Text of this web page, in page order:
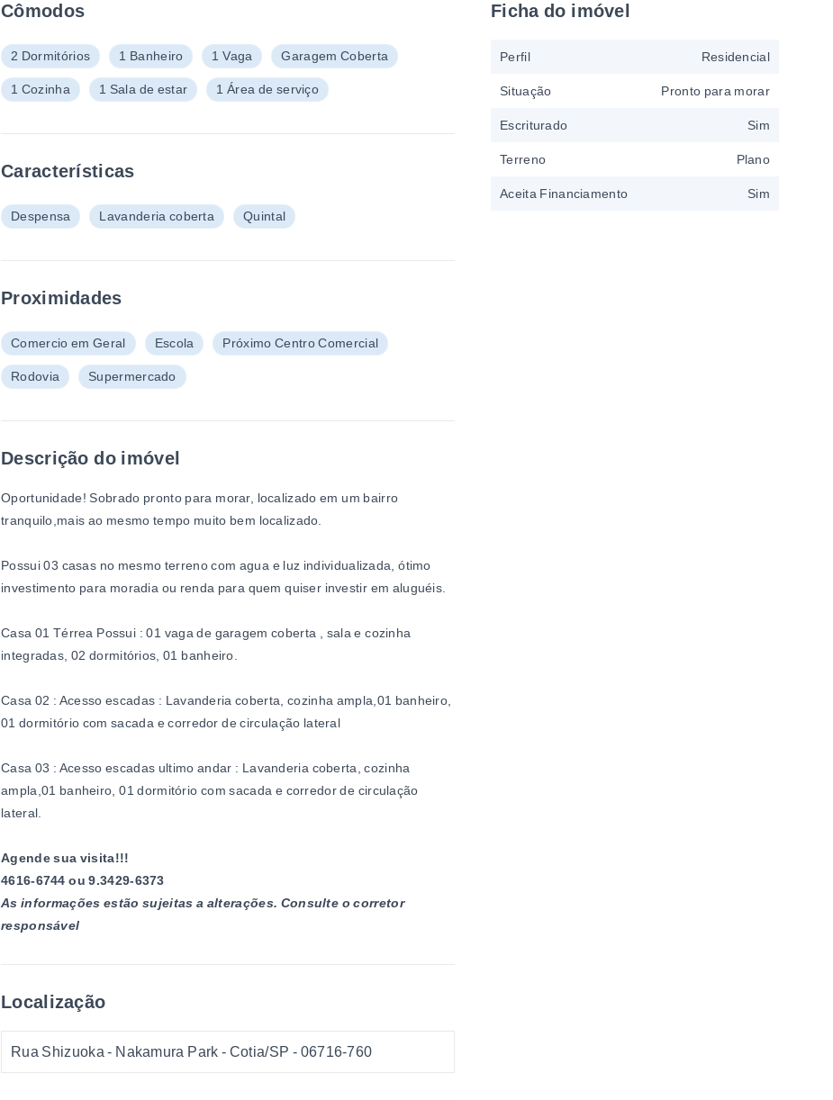
Cômodos
2 Dormitórios 1 Banheiro 1 Vaga Garagem Coberta
1 Cozinha 1 Sala de estar 1 Área de serviço
Características
Despensa Lavanderia coberta Quintal
Proximidades
Comercio em Geral Escola Próximo Centro Comercial
Rodovia Supermercado
Descrição do imóvel
Oportunidade! Sobrado pronto para morar, localizado em um bairro
tranquilo,mais ao mesmo tempo muito bem localizado.
Possui 03 casas no mesmo terreno com agua e luz individualizada, ótimo
investimento para moradia ou renda para quem quiser investir em aluguéis.
Casa 01 Térrea Possui : 01 vaga de garagem coberta , sala e cozinha
integradas, 02 dormitórios, 01 banheiro.
Casa 02 : Acesso escadas : Lavanderia coberta, cozinha ampla,01 banheiro,
01 dormitório com sacada e corredor de circulação lateral
Casa 03 : Acesso escadas ultimo andar : Lavanderia coberta, cozinha
ampla,01 banheiro, 01 dormitório com sacada e corredor de circulação
lateral.
Agende sua visita!!!
4616-6744 ou 9.3429-6373
As informações estão sujeitas a alterações. Consulte o corretor
responsável
Localização
Rua Shizuoka - Nakamura Park - Cotia/SP - 06716-760
Ficha do imóvel
Perfil Residencial
Situação Pronto para morar
Escriturado Sim
Terreno Plano
Aceita Financiamento Sim